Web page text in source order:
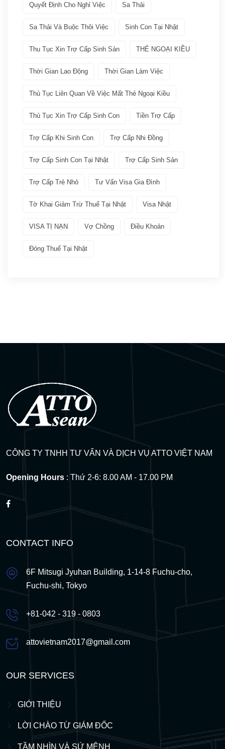
Các loại visa Nhật
Dịch vụ VISA ATTO(36)
Đoàn tụ gia đình(6)
Làm việc tai Nhật(12)
Lưu trú ngắn hạn(2)
Quyết Định Cho Nghỉ Việc Sa Thải
Sa Thải Và Buộc Thôi Việc Sinh Con Tại Nhật
Thu Tục Xin Trợ Cấp Sinh Sản THẺ NGOẠI KIỀU
Thời Gian Lao Động Thời Gian Làm Việc
Thủ Tục Liên Quan Về Việc Mất Thẻ Ngoại Kiều
Thủ Tục Xin Trợ Cấp Sinh Con Tiền Trợ Cấp
Trợ Cấp Khi Sinh Con Trợ Cấp Nhi Đồng
Trợ Cấp Sinh Con Tại Nhật Trợ Cấp Sinh Sản
Trợ Cấp Trẻ Nhỏ Tư Vấn Visa Gia Đình
Tờ Khai Giảm Trừ Thuế Tại Nhật Visa Nhật
VISA TỊ NẠN Vợ Chồng Điều Khoản
Đóng Thuế Tại Nhật
CÔNG TY TNHH TƯ VẤN VÀ DỊCH VỤ ATTO VIỆT NAM
Opening Hours : Thứ 2-6: 8.00 AM - 17.00 PM
CONTACT INFO
6F Mitsugi Jyuhan Building, 1-14-8 Fuchu-cho,
Fuchu-shi, Tokyo
+81-042 - 319 - 0803
attovietnam2017@gmail.com
OUR SERVICES
GIỚI THIỆU
LỜI CHÀO TỪ GIÁM ĐỐC
TẦM NHÌN VÀ SỨ MỆNH